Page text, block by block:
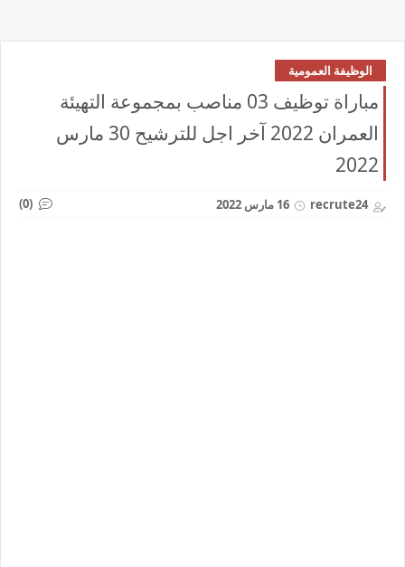
الوظيفة العمومية
مباراة توظيف 03 مناصب بمجموعة التهيئة
العمران 2022 آخر اجل للترشيح 30 مارس
2022
recrute24 16 مارس 2022 (0)